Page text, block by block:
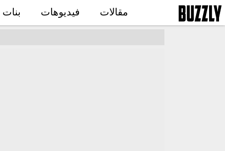
مقالات فيديوهات بنات